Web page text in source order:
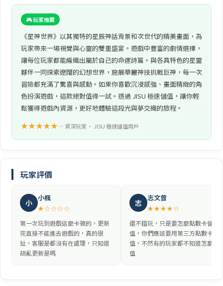
🎮 玩家推薦
《星神世界》以其獨特的星辰神話背景和次世代的精美畫面，為
玩家帶來一場視覺與心靈的雙重盛宴。遊戲中豐富的劇情選擇，
讓每位玩家都能編織出屬於自己的命運詩篇。與各具特色的星靈
夥伴一同探索遼闊的幻想世界，施展華麗神技挑戰巨神，每一次
冒險都充滿了驚喜與感動。如果你喜歡沉浸感強、畫面精緻的角
色扮演遊戲，這款絕對值得一試。透過 JISU 極速儲值，讓你輕
鬆獲得遊戲內資源，更好地體驗這段光與夢交織的旅程。
★★★★★— 資深玩家 • JISU 極速儲值用戶
玩家評價
小 小楓
★☆☆☆☆
第一次玩到遊戲這麼卡頓的，更新
完直接不能進去遊戲的，真的很
扯，客服是都沒有在處理，只知道
胡亂更新是嗎
志 志文曾
★★★★☆
還不錯玩，只是要怎麼點數卡儲
值，你們應該要用第三方點數卡儲
值，不然有的玩家都不知道怎麼儲
值